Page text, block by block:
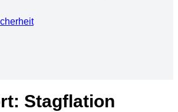
Stagflation